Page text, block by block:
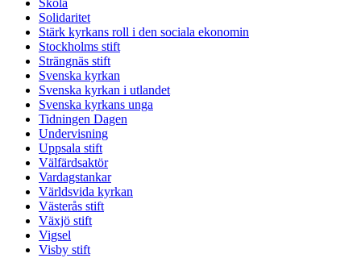
Skola
Solidaritet
Stärk kyrkans roll i den sociala ekonomin
Stockholms stift
Strängnäs stift
Svenska kyrkan
Svenska kyrkan i utlandet
Svenska kyrkans unga
Tidningen Dagen
Undervisning
Uppsala stift
Välfärdsaktör
Vardagstankar
Världsvida kyrkan
Västerås stift
Växjö stift
Vigsel
Visby stift